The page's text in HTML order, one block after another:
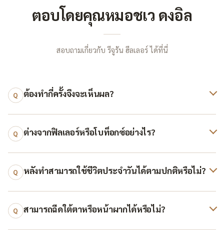
ตอบโดยคุณหมอชเว ดงอิล
สอบถามเกี่ยวกับ รีจูรัน ฮีลเลอร์ ได้ที่นี่
Q ต้องทำกี่ครั้งจึงจะเห็นผล?
Q ต่างจากฟิลเลอร์หรือโบท็อกซ์อย่างไร?
Q หลังทำสามารถใช้ชีวิตประจำวันได้ตามปกติหรือไม่?
Q สามารถฉีดใต้ตาหรือหน้าผากได้หรือไม่?